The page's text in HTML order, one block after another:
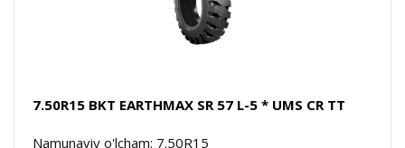
7.50R15 BKT EARTHMAX SR 57 L-5 * UMS CR TT
Namunaviy o'lcham: 7.50R15